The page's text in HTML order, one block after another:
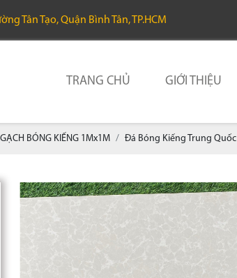
Tân Tạo, Quận Bình Tân, TP.HCM
TRANG CHỦ GIỚI THIỆU
GẠCH BÓNG KIẾNG 1Mx1M Đá Bóng Kiếng Trung Quốc